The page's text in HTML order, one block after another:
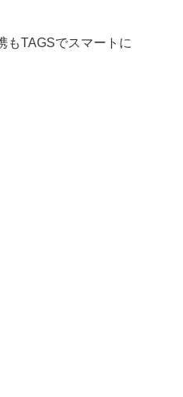
もTAGSでスマートに